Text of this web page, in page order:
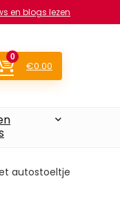
en blogs lezen
0
€0.00
autostoeltje